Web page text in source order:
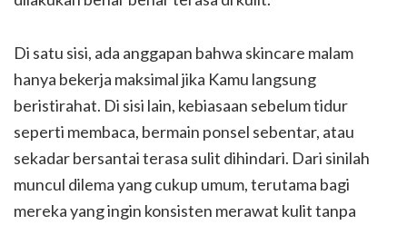
Di satu sisi, ada anggapan bahwa skincare malam
hanya bekerja maksimal jika Kamu langsung
beristirahat. Di sisi lain, kebiasaan sebelum tidur
seperti membaca, bermain ponsel sebentar, atau
sekadar bersantai terasa sulit dihindari. Dari sinilah
muncul dilema yang cukup umum, terutama bagi
mereka yang ingin konsisten merawat kulit tanpa